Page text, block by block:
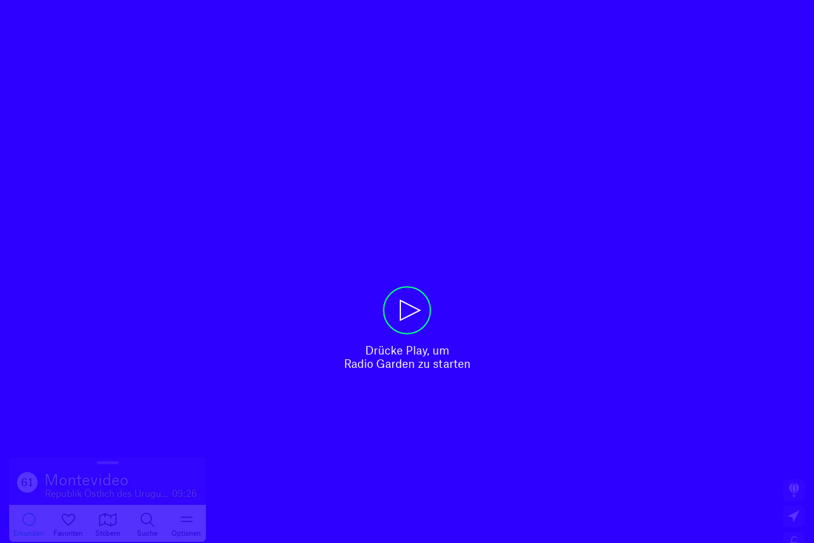
Drücke Play, um
Radio Garden zu starten
61 Montevideo
Republik Östlich des Uruguay 09:26
Erkunden Favoriten Stöbern Suche Optionen